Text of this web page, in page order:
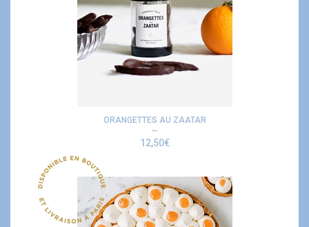
ORANGETTES AU ZAATAR
12,50€